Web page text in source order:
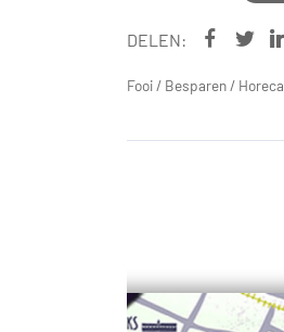
DELEN:
Fooi / Besparen / Horeca